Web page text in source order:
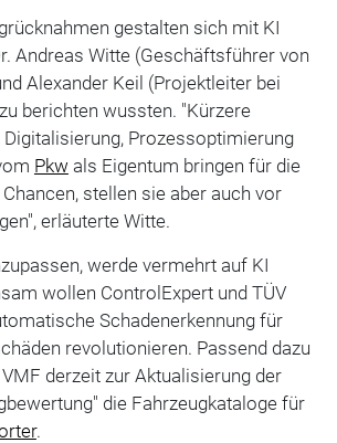
gestalten sich mit KI
Andreas Witte (Geschäftsführer von
Alexander Keil (Projektleiter bei
berichten wussten. "Kürzere
Digitalisierung, Prozessoptimierung
Pkw als Eigentum bringen für die
stellen sie aber auch vor
erläuterte Witte.
werde vermehrt auf KI
wollen ControlExpert und TÜV
Schadenerkennung für
revolutionieren. Passend dazu
derzeit zur Aktualisierung der
die Fahrzeugkataloge für
.